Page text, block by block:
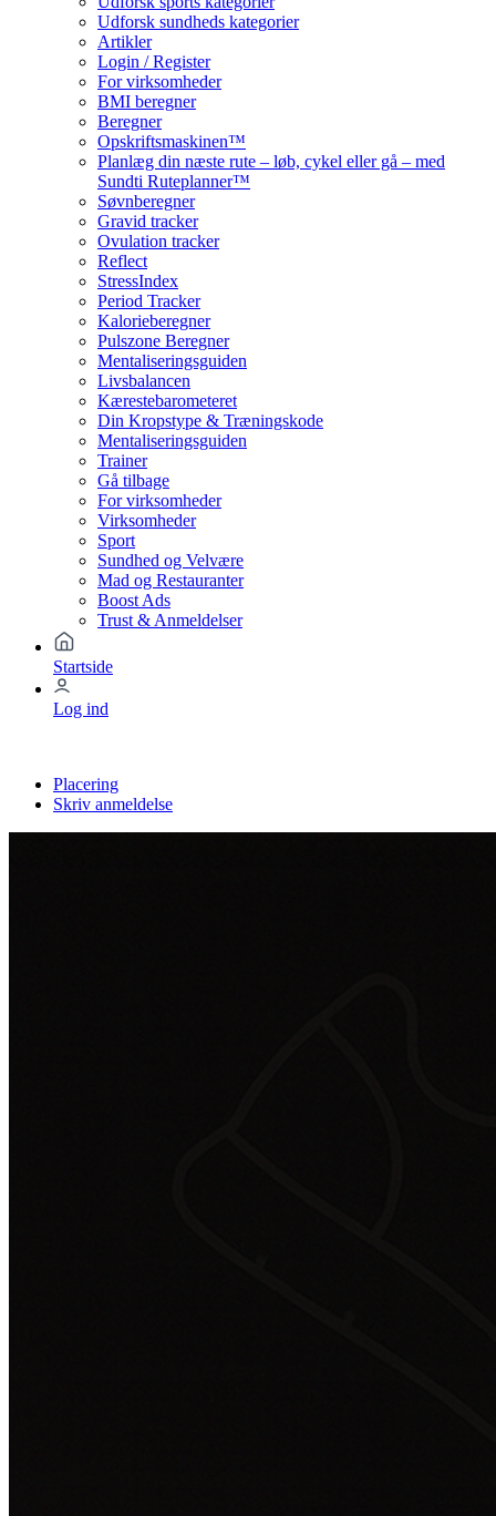
Udforsk sundheds kategorier
Artikler
Login / Register
For virksomheder
BMI beregner
Beregner
Opskriftsmaskinen™
Planlæg din næste rute – løb, cykel eller gå – med
Sundti Ruteplanner™
Søvnberegner
Gravid tracker
Ovulation tracker
Reflect
StressIndex
Period Tracker
Kalorieberegner
Pulszone Beregner
Mentaliseringsguiden
Livsbalancen
Kærestebarometeret
Din Kropstype & Træningskode
Mentaliseringsguiden
Trainer
Gå tilbage
For virksomheder
Virksomheder
Sport
Sundhed og Velvære
Mad og Restauranter
Boost Ads
Trust & Anmeldelser
Startside
Log ind
Placering
Skriv anmeldelse